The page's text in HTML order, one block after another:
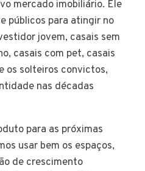
mercado imobiliário. Ele
públicos para atingir no
jovem, casais sem
casais com pet, casais
os solteiros convictos,
nas décadas
para as próximas
usar bem os espaços,
de crescimento